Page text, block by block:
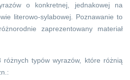
o konkretnej, jednakowej na
literowo-sylabowej. Poznawanie to
zaprezentowany materiał
różnych typów wyrazów, które różnią